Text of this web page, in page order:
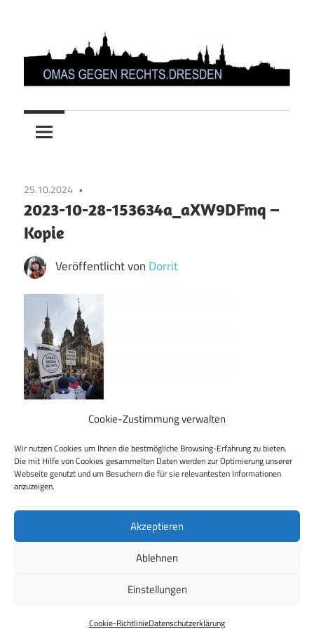
Cookie-Zustimmung verwalten
Wir nutzen Cookies um Ihnen die bestmögliche Browsing-Erfahrung zu bieten.
Die mit Hilfe von Cookies gesammelten Daten werden zur Optimierung unserer
Webseite genutzt und um Besuchern die für sie relevantesten Informationen
anzuzeigen.
Akzeptieren
Ablehnen
Einstellungen
Cookie-RichtlinieDatenschutzerklärung
springen
OMAS
GEGEN
RECHTS.DRESDEN
25.10.2024
2023-10-28-153634a_aXW9DFmq –
Kopie
Veröffentlicht von Dorrit
Beitragsnavigation
Vorheriger Beitrag
Ideen für die Demokratie